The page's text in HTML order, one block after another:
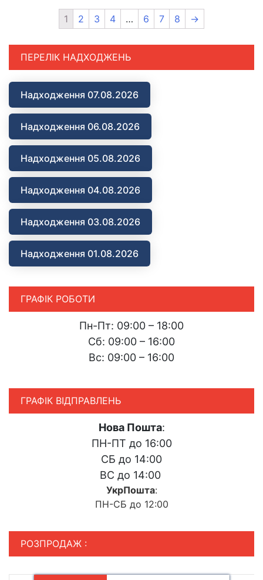
1 2 3 4 … 6 7 8 →
ПЕРЕЛІК НАДХОДЖЕНЬ
Надходження 07.08.2026
Надходження 06.08.2026
Надходження 05.08.2026
Надходження 04.08.2026
Надходження 03.08.2026
Надходження 01.08.2026
ГРАФІК РОБОТИ
Пн-Пт: 09:00 – 18:00
Сб: 09:00 – 16:00
Вс: 09:00 – 16:00
ГРАФІК ВІДПРАВЛЕНЬ
Нова Пошта:
ПН-ПТ до 16:00
СБ до 14:00
ВС до 14:00
УкрПошта:
ПН-СБ до 12:00
РОЗПРОДАЖ :